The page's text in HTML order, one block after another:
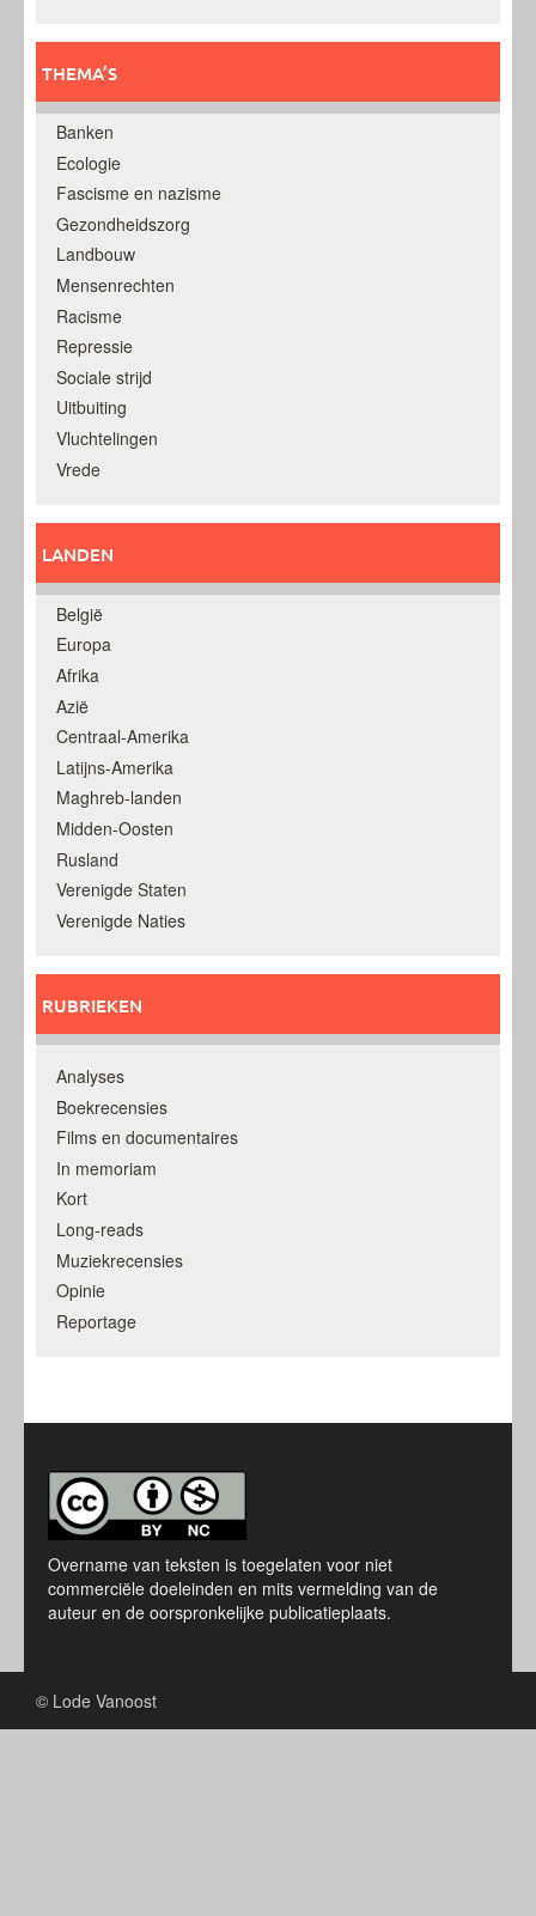
THEMA’S
Banken
Ecologie
Fascisme en nazisme
Gezondheidszorg
Landbouw
Mensenrechten
Racisme
Repressie
Sociale strijd
Uitbuiting
Vluchtelingen
Vrede
LANDEN
België
Europa
Afrika
Azië
Centraal-Amerika
Latijns-Amerika
Maghreb-landen
Midden-Oosten
Rusland
Verenigde Staten
Verenigde Naties
RUBRIEKEN
Analyses
Boekrecensies
Films en documentaires
In memoriam
Kort
Long-reads
Muziekrecensies
Opinie
Reportage
Overname van teksten is toegelaten voor niet
commerciële doeleinden en mits vermelding van de
auteur en de oorspronkelijke publicatieplaats.
© Lode Vanoost